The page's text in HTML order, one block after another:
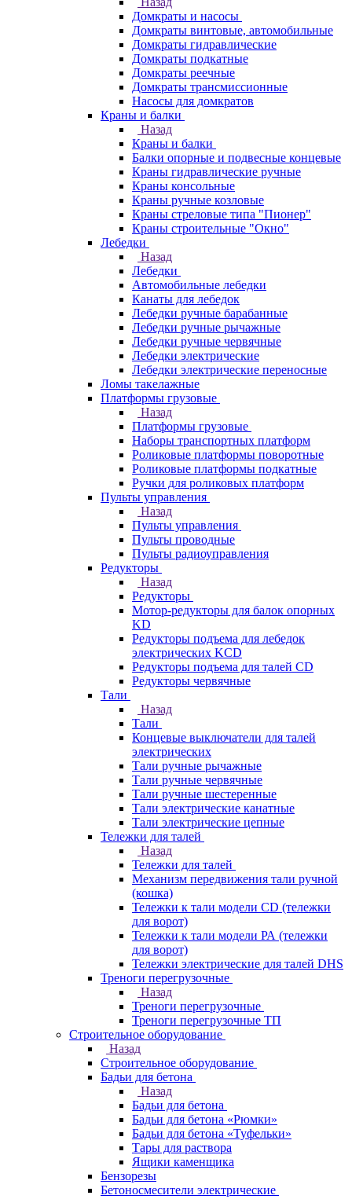
Домкраты и насосы
Домкраты винтовые, автомобильные
Домкраты гидравлические
Домкраты подкатные
Домкраты реечные
Домкраты трансмиссионные
Насосы для домкратов
Краны и балки
Назад
Краны и балки
Балки опорные и подвесные концевые
Краны гидравлические ручные
Краны консольные
Краны ручные козловые
Краны стреловые типа "Пионер"
Краны строительные "Окно"
Лебедки
Назад
Лебедки
Автомобильные лебедки
Канаты для лебедок
Лебедки ручные барабанные
Лебедки ручные рычажные
Лебедки ручные червячные
Лебедки электрические
Лебедки электрические переносные
Ломы такелажные
Платформы грузовые
Назад
Платформы грузовые
Наборы транспортных платформ
Роликовые платформы поворотные
Роликовые платформы подкатные
Ручки для роликовых платформ
Пульты управления
Назад
Пульты управления
Пульты проводные
Пульты радиоуправления
Редукторы
Назад
Редукторы
Мотор-редукторы для балок опорных
KD
Редукторы подъема для лебедок
электрических KCD
Редукторы подъема для талей CD
Редукторы червячные
Тали
Назад
Тали
Концевые выключатели для талей
электрических
Тали ручные рычажные
Тали ручные червячные
Тали ручные шестеренные
Тали электрические канатные
Тали электрические цепные
Тележки для талей
Назад
Тележки для талей
Механизм передвижения тали ручной
(кошка)
Тележки к тали модели CD (тележки
для ворот)
Тележки к тали модели РА (тележки
для ворот)
Тележки электрические для талей DHS
Треноги перегрузочные
Назад
Треноги перегрузочные
Треноги перегрузочные ТП
Строительное оборудование
Назад
Строительное оборудование
Бадьи для бетона
Назад
Бадьи для бетона
Бадьи для бетона «Рюмки»
Бадьи для бетона «Туфельки»
Тары для раствора
Ящики каменщика
Бензорезы
Бетоносмесители электрические